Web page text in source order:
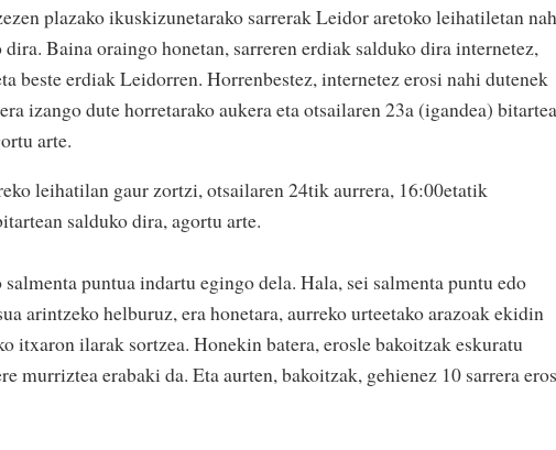
plazako ikuskizunetarako sarrerak Leidor aretoko leihatiletan
Baina oraingo honetan, sarreren erdiak salduko dira internetez,
beste erdiak Leidorren. Horrenbestez, internetez erosi nahi dutenek
izango dute horretarako aukera eta otsailaren 23a (igandea)
arte.
leihatilan gaur zortzi, otsailaren 24tik aurrera, 16:00etatik
salduko dira, agortu arte.
puntua indartu egingo dela. Hala, sei salmenta puntu edo
arintzeko helburuz, era honetara, aurreko urteetako arazoak ekidin
itxaron ilarak sortzea. Honekin batera, erosle bakoitzak eskuratu
murriztea erabaki da. Eta aurten, bakoitzak, gehienez 10 sarrera